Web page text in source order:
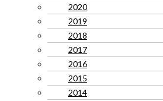
2020
2019
2018
2017
2016
2015
2014